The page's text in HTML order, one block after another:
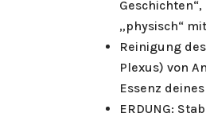
„physisch“
Reinigung
Plexus) von
Essenz
ERDUNG: